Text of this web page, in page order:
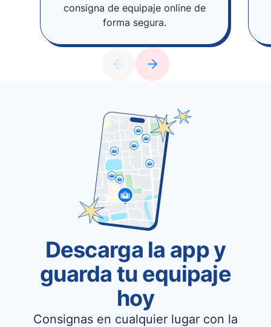
consigna de equipaje online de
forma segura.
Descarga la app y
guarda tu equipaje
hoy
Consignas en cualquier lugar con la